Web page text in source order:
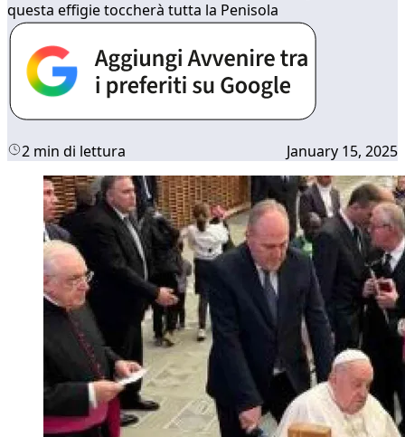
questa effigie toccherà tutta la Penisola
2 min di lettura January 15, 2025